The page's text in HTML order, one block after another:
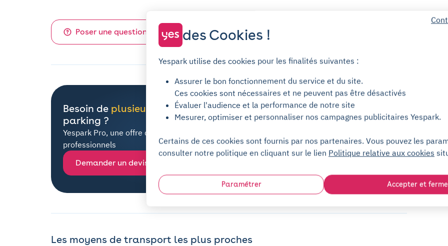
Poser une question sur ce parking Centre d'aide
Besoin de plusieurs placesde
parking ?
Yespark Pro, une offre dédiée à tous les
professionnels
Demander un devis
Les moyens de transport les plus proches
des Cookies !
Yespark utilise des cookies pour les finalités suivantes :
Assurer le bon fonctionnement du service et du site.
Ces cookies sont nécessaires et ne peuvent pas être désactivés
Évaluer l'audience et la performance de notre site
Mesurer, optimiser et personnaliser nos campagnes publicitaires Yespark.
Certains de ces cookies sont fournis par nos partenaires. Vous pouvez les
consulter notre politique en cliquant sur le lien Politique relative aux cookies
Paramétrer Accepter et